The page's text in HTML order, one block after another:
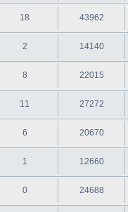
18 43962
2 14140
8 22015
11 27272
6 20670
1 12660
0 24688